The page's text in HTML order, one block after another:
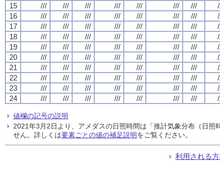
15
/// /// /// /// /// /// ///
16
/// /// /// /// /// /// ///
17
/// /// /// /// /// /// ///
18
/// /// /// /// /// /// ///
19
/// /// /// /// /// /// ///
20
/// /// /// /// /// /// ///
21
/// /// /// /// /// /// ///
22
/// /// /// /// /// /// ///
23
/// /// /// /// /// /// ///
24
/// /// /// /// /// /// ///
値欄の記号の説明
2021年3月2日より、アメダスの日照時間は「推計気象分布（日
せん。詳しくは要素ごとの値の補足説明をご覧ください。
利用される